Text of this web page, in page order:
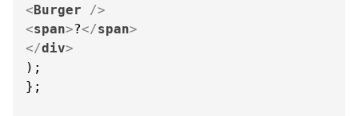
<Burger />
<span>?</span>
</div>
);
};